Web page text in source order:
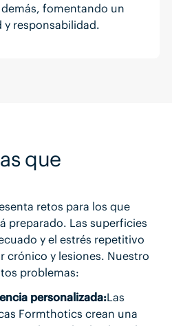
fomentando un
responsabilidad.
que
retos para los que
preparado. Las superficies
y el estrés repetitivo
crónico y lesiones. Nuestro
problemas:
personalizada:Las
Formthotics crean una